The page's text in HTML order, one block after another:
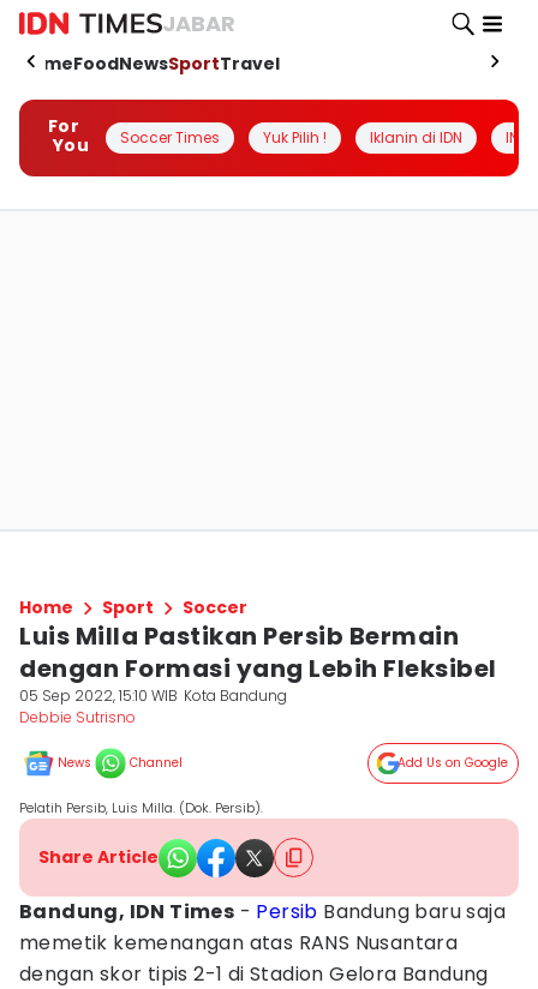
JABAR
HomeFoodNewsSportTravel
For
You
Soccer Times Yuk Pilih ! Iklanin di IDN
Home Sport Soccer
Luis Milla Pastikan Persib Bermain
dengan Formasi yang Lebih Fleksibel
05 Sep 2022, 15:10 WIB Kota Bandung
Debbie Sutrisno
News Channel Add Us on Google
Pelatih Persib, Luis Milla. (Dok. Persib).
Share Article
Bandung, IDN Times - Persib Bandung baru saja
memetik kemenangan atas RANS Nusantara
dengan skor tipis 2-1 di Stadion Gelora Bandung